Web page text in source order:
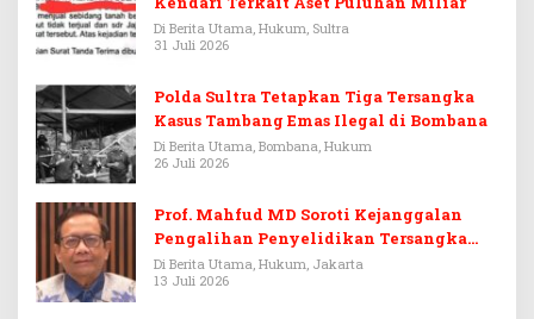
Di Berita Utama, Hukum, Sultra
31 Juli 2026
Polda Sultra Tetapkan Tiga Tersangka
Kasus Tambang Emas Ilegal di Bombana
Di Berita Utama, Bombana, Hukum
26 Juli 2026
Prof. Mahfud MD Soroti Kejanggalan
Pengalihan Penyelidikan Tersangka
Febrie Adriansyah
Di Berita Utama, Hukum, Jakarta
13 Juli 2026